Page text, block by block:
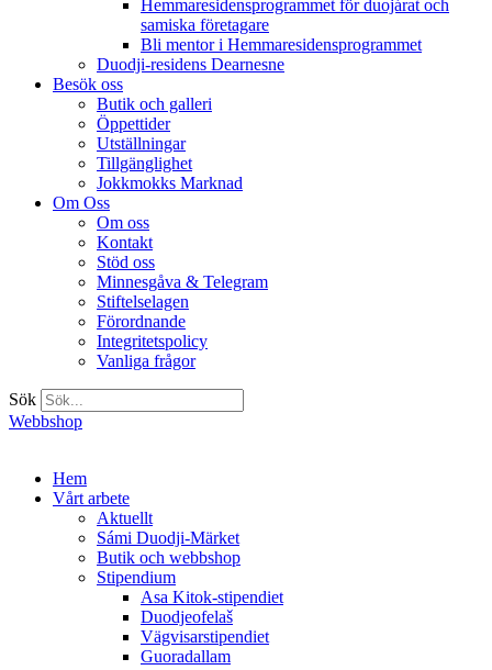
Hemmaresidensprogrammet för duojárat och
samiska företagare​
Bli mentor i Hemmaresidensprogrammet
Duodji-residens Dearnesne
Besök oss
Butik och galleri
Öppettider
Utställningar
Tillgänglighet
Jokkmokks Marknad
Om Oss
Om oss
Kontakt
Stöd oss
Minnesgåva & Telegram
Stiftelselagen
Förordnande
Integritetspolicy
Vanliga frågor
Sök
Webbshop
Hem
Vårt arbete
Aktuellt
Sámi Duodji-Märket
Butik och webbshop
Stipendium
Asa Kitok-stipendiet
Duodjeofelaš
Vägvisarstipendiet
Guoradallam